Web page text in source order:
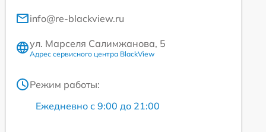
info@re-blackview.ru
ул. Марселя Салимжанова, 5
Адрес сервисного центра BlackView
Режим работы:
Ежедневно с 9:00 до 21:00